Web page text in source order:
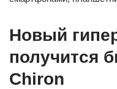
Новый
получится
Chiron